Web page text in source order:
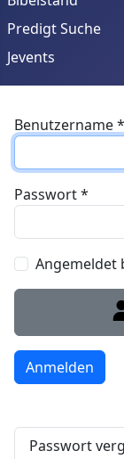
Predigt Suche
Jevents
Benutzername*
Passwort*
Angemeldet
Anmelden
Passwort